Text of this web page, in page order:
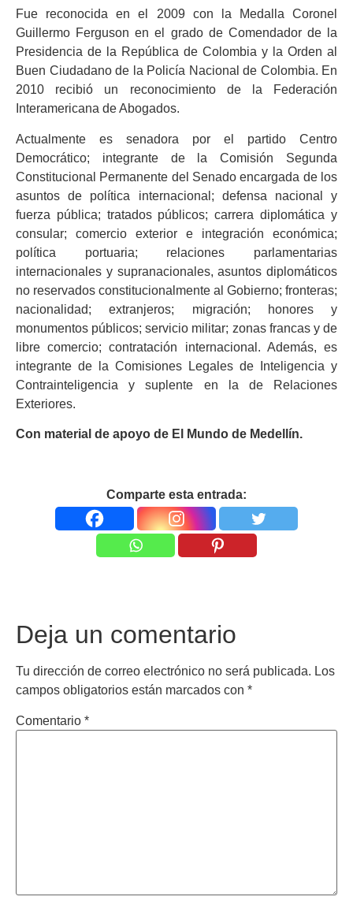
Fue reconocida en el 2009 con la Medalla Coronel
Guillermo Ferguson en el grado de Comendador de la
Presidencia de la República de Colombia y la Orden al
Buen Ciudadano de la Policía Nacional de Colombia. En
2010 recibió un reconocimiento de la Federación
Interamericana de Abogados.
Actualmente es senadora por el partido Centro
Democrático; integrante de la Comisión Segunda
Constitucional Permanente del Senado encargada de los
asuntos de política internacional; defensa nacional y
fuerza pública; tratados públicos; carrera diplomática y
consular; comercio exterior e integración económica;
política portuaria; relaciones parlamentarias
internacionales y supranacionales, asuntos diplomáticos
no reservados constitucionalmente al Gobierno; fronteras;
nacionalidad; extranjeros; migración; honores y
monumentos públicos; servicio militar; zonas francas y de
libre comercio; contratación internacional. Además, es
integrante de la Comisiones Legales de Inteligencia y
Contrainteligencia y suplente en la de Relaciones
Exteriores.
Con material de apoyo de El Mundo de Medellín.
Comparte esta entrada:
Deja un comentario
Tu dirección de correo electrónico no será publicada. Los
campos obligatorios están marcados con *
Comentario *